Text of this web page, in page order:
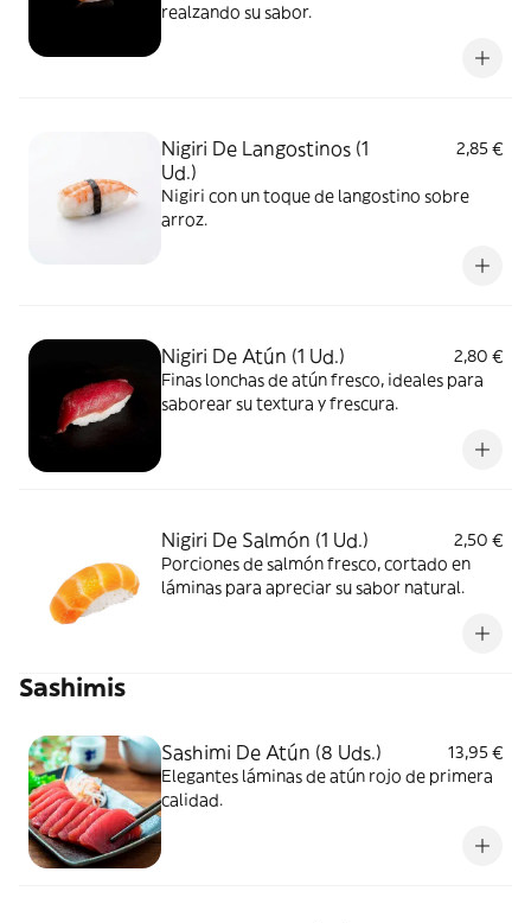
realzando su sabor.
Nigiri De Langostinos (1
Ud.)
2,85 €
Nigiri con un toque de langostino sobre
arroz.
Nigiri De Atún (1 Ud.)
2,80 €
Finas lonchas de atún fresco, ideales para
saborear su textura y frescura.
Nigiri De Salmón (1 Ud.)
2,50 €
Porciones de salmón fresco, cortado en
láminas para apreciar su sabor natural.
Sashimis
Sashimi De Atún (8 Uds.)
13,95 €
Elegantes láminas de atún rojo de primera
calidad.